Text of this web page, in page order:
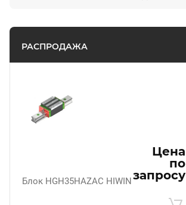
РАСПРОДАЖА
Блок HGH35HAZAC HIWIN
Цена
по
запросу